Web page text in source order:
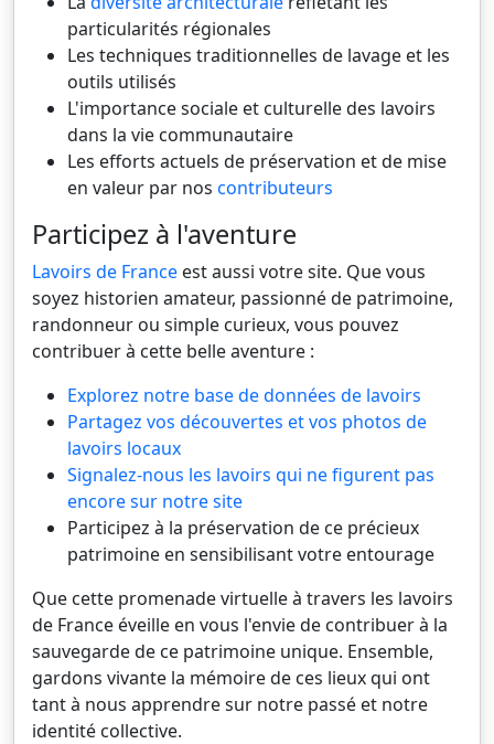
particularités régionales
Les techniques traditionnelles de lavage et les
outils utilisés
L'importance sociale et culturelle des lavoirs
dans la vie communautaire
Les efforts actuels de préservation et de mise
en valeur par nos contributeurs
Participez à l'aventure
Lavoirs de France est aussi votre site. Que vous
soyez historien amateur, passionné de patrimoine,
randonneur ou simple curieux, vous pouvez
contribuer à cette belle aventure :
Explorez notre base de données de lavoirs
Partagez vos découvertes et vos photos de
lavoirs locaux
Signalez-nous les lavoirs qui ne figurent pas
encore sur notre site
Participez à la préservation de ce précieux
patrimoine en sensibilisant votre entourage
Que cette promenade virtuelle à travers les lavoirs
de France éveille en vous l'envie de contribuer à la
sauvegarde de ce patrimoine unique. Ensemble,
gardons vivante la mémoire de ces lieux qui ont
tant à nous apprendre sur notre passé et notre
identité collective.